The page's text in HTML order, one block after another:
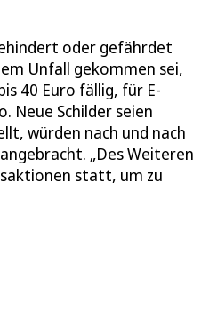
oder gefährdet
Unfall gekommen sei,
40 Euro fällig, für E-
Neue Schilder seien
würden nach und nach
„Des Weiteren
statt, um zu